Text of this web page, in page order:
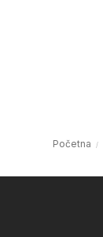
Početna